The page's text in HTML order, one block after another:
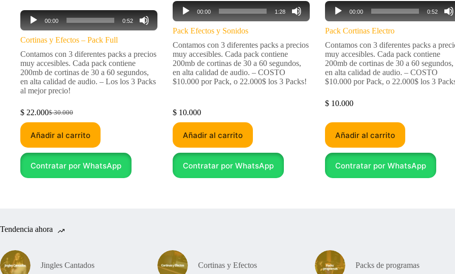
Reproductor
audio
00:00 0:52
Cortinas y Efectos – Pack Full
Contamos con 3 diferentes packs a precios
muy accesibles. Cada pack contiene
200mb de cortinas de 30 a 60 segundos,
en alta calidad de audio. – Los los 3 Packs
al mejor precio!
$30.000
El
original
$ 30.000.
$ 22.000El
actual
$ 22.000.
Añadir al carrito
Contratar por WhatsApp
Reproductor
audio
00:00 1:28
Pack Efectos y Sonidos
Contamos con 3 diferentes packs a precios
muy accesibles. Cada pack contiene
200mb de cortinas de 30 a 60 segundos,
en alta calidad de audio. – COSTO
$10.000 por Pack, o 22.000$ los 3 Packs!
$10.000
Añadir al carrito
Contratar por WhatsApp
Reproductor
audio
00:00 0:52
Pack Cortinas Electro
Contamos con 3 diferentes packs a
muy accesibles. Cada pack contiene
200mb de cortinas de 30 a 60 segundos,
en alta calidad de audio. – COSTO
$10.000 por Pack, o 22.000$ los 3
$10.000
Añadir al carrito
Contratar por WhatsApp
Tendencia ahora
Jingles Cantados Cortinas y Efectos Packs de programas